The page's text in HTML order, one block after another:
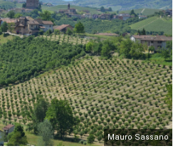
Mauro Sassano